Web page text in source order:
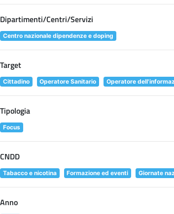
Dipartimenti/Centri/Servizi
Centro nazionale dipendenze e doping
Target
Cittadino Operatore Sanitario Operatore
Tipologia
Focus
CNDD
Tabacco e nicotina Formazione ed eventi Giornate
Anno